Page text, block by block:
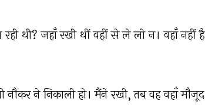
थी? जहाँ रखी थीं वहीं से ले लो न। वहाँ नहीं है
नौकर ने निकाली हो। मैंने रखी, तब वह वहाँ मौजूद